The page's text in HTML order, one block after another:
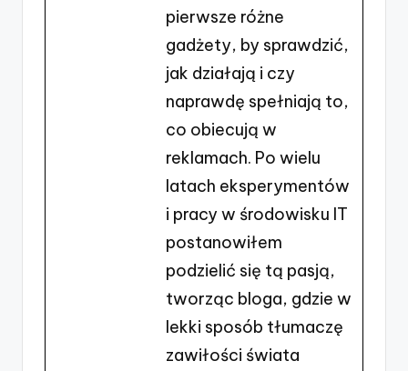
pierwsze różne
gadżety, by sprawdzić,
jak działają i czy
naprawdę spełniają to,
co obiecują w
reklamach. Po wielu
latach eksperymentów
i pracy w środowisku IT
postanowiłem
podzielić się tą pasją,
tworząc bloga, gdzie w
lekki sposób tłumaczę
zawiłości świata